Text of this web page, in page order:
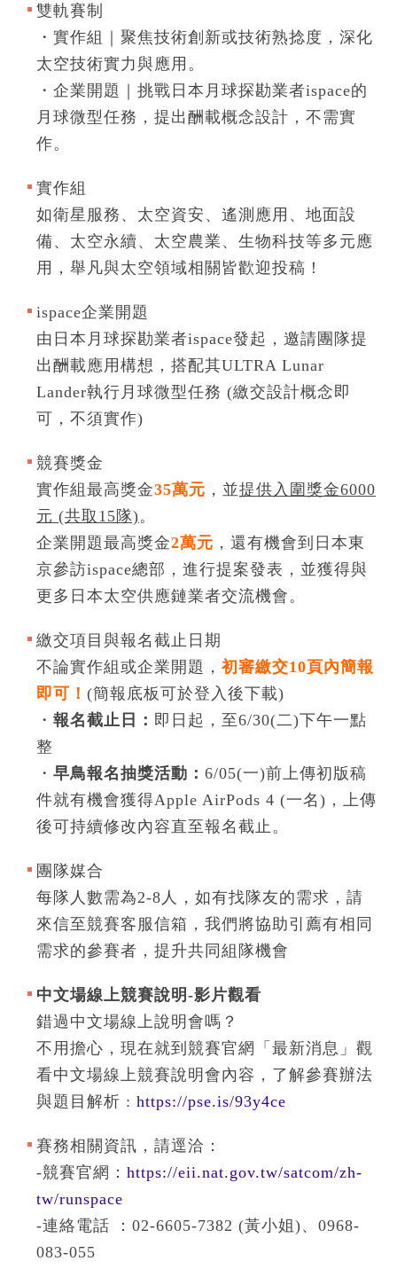
雙軌賽制
・實作組｜聚焦技術創新或技術熟捻度，深化
太空技術實力與應用。
・企業開題｜挑戰日本月球探勘業者ispace的
月球微型任務，提出酬載概念設計，不需實
作。
實作組
如衛星服務、太空資安、遙測應用、地面設
備、太空永續、太空農業、生物科技等多元應
用，舉凡與太空領域相關皆歡迎投稿！
ispace企業開題
由日本月球探勘業者ispace發起，邀請團隊提
出酬載應用構想，搭配其ULTRA Lunar
Lander執行月球微型任務 (繳交設計概念即
可，不須實作)
競賽獎金
實作組最高獎金35萬元 ，並提供入圍獎金6000
元 (共取15隊)。
企業開題最高獎金2萬元 ，還有機會到日本東
京參訪ispace總部，進行提案發表，並獲得與
更多日本太空供應鏈業者交流機會。
繳交項目與報名截止日期
不論實作組或企業開題， 初審繳交10頁內簡報
即可！ (簡報底板可於登入後下載)
・ 報名截止日： 即日起，至6/30(二)下午一點
整
・ 早鳥報名抽獎活動： 6/05(一)前上傳初版稿
件就有機會獲得Apple AirPods 4 (一名)，上傳
後可持續修改內容直至報名截止。
團隊媒合
每隊人數需為2-8人，如有找隊友的需求，請
來信至競賽客服信箱，我們將協助引薦有相同
需求的參賽者，提升共同組隊機會
中文場線上競賽說明-影片觀看
錯過中文場線上說明會嗎？
不用擔心，現在就到競賽官網「最新消息」觀
看中文場線上競賽說明會內容，了解參賽辦法
與題目解析 : https://pse.is/93y4ce
賽務相關資訊，請逕洽：
-競賽官網： https://eii.nat.gov.tw/satcom/zh-
tw/runspace
-連絡電話 ：02-6605-7382 (黃小姐)、0968-
083-055